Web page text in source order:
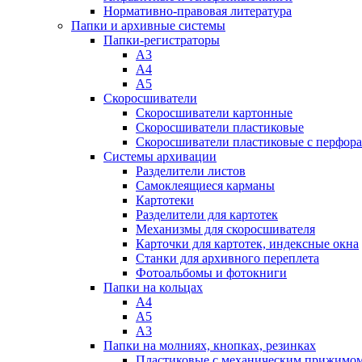
Нормативно-правовая литература
Папки и архивные системы
Папки-регистраторы
А3
А4
А5
Скоросшиватели
Скоросшиватели картонные
Скоросшиватели пластиковые
Скоросшиватели пластиковые с
Системы архивации
Разделители листов
Самоклеящиеся карманы
Картотеки
Разделители для картотек
Механизмы для скоросшивателя
Карточки для картотек, индексные окна
Станки для архивного переплета
Фотоальбомы и фотокниги
Папки на кольцах
А4
А5
А3
Папки на молниях, кнопках, резинках